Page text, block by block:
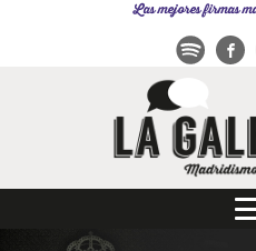
Las mejores firmas